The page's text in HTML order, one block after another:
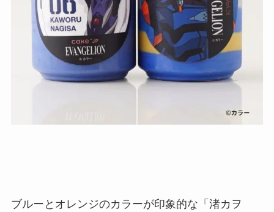
ブルーとオレンジのカラーが印象的な「渚カヲ